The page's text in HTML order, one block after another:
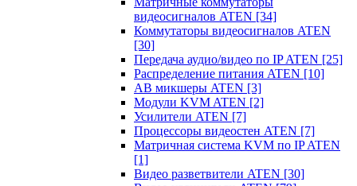
видеосигналов ATEN [34]
Коммутаторы видеосигналов ATEN
[30]
Передача аудио/видео по IP ATEN [25]
Распределение питания ATEN [10]
АВ микшеры ATEN [3]
Модули KVM ATEN [2]
Усилители ATEN [7]
Процессоры видеостен ATEN [7]
Матричная система KVM по IP ATEN
[1]
Видео разветвители ATEN [30]